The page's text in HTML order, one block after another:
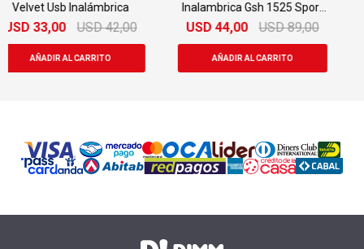
Inalambrica Gsh 1525 Sport
Usb
USD 44,00 USD 89,00
Sport Gsh987 + Clipper
Gt557 Sport
USD 69,00 USD 119,00